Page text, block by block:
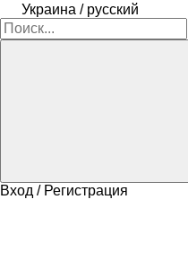
Украина / русский
Вход / Регистрация